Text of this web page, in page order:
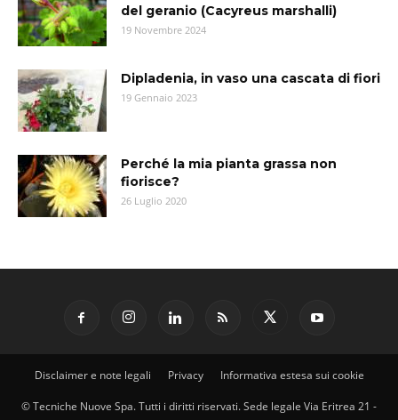
del geranio (Cacyreus marshalli)
19 Novembre 2024
Dipladenia, in vaso una cascata di fiori
19 Gennaio 2023
Perché la mia pianta grassa non
fiorisce?
26 Luglio 2020
Disclaimer e note legali Privacy Informativa estesa sui cookie
© Tecniche Nuove Spa. Tutti i diritti riservati. Sede legale Via Eritrea 21 -